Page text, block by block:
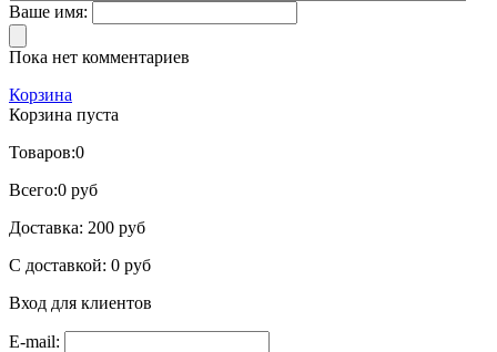
Ваше имя:
Пока нет комментариев
Корзина
Корзина пуста
Товаров:0
Всего:0 руб
Доставка: 200 руб
С доставкой: 0 руб
Вход для клиентов
E-mail: